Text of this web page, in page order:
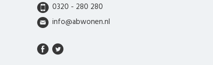
0320 - 280 280
info@abwonen.nl